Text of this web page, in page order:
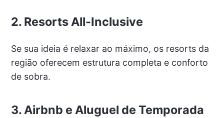
2. Resorts All-Inclusive
Se sua ideia é relaxar ao máximo, os resorts da
região oferecem estrutura completa e conforto
de sobra.
3. Airbnb e Aluguel de Temporada